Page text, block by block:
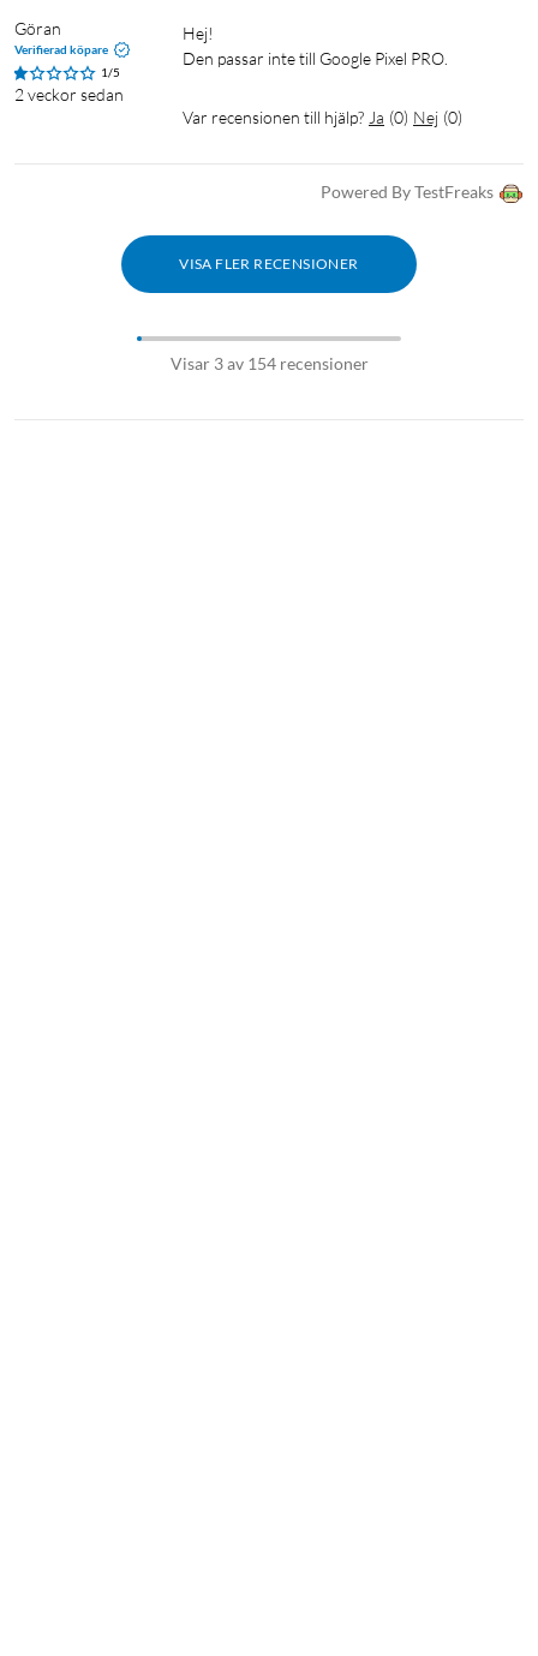
Göran
Verifierad köpare
1/5
2 veckor sedan
Hej!
Den passar inte till Google Pixel PRO.
Var recensionen till hjälp? Ja (0) Nej (0)
Powered By TestFreaks
VISA FLER RECENSIONER
Visar 3 av 154 recensioner